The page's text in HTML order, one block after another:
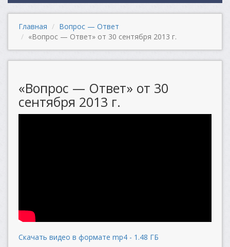
Главная
Вопрос — Ответ
«Вопрос — Ответ» от 30 сентября 2013 г.
«Вопрос — Ответ» от 30
сентября 2013 г.
Скачать видео в формате mp4 - 1.48 ГБ